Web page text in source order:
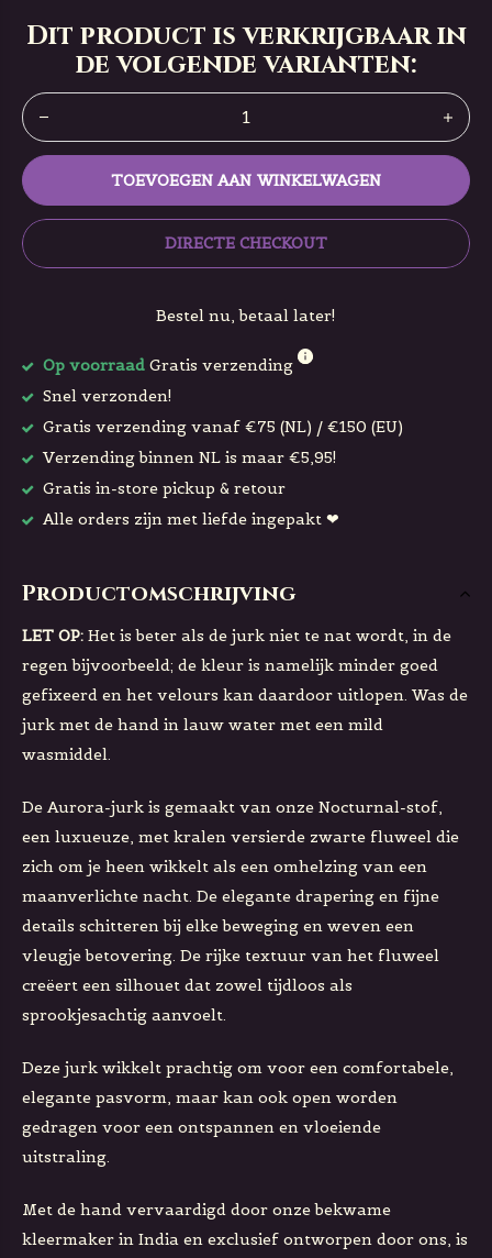
Dit product is verkrijgbaar in
de volgende varianten:
TOEVOEGEN AAN WINKELWAGEN
DIRECTE CHECKOUT
Bestel nu, betaal later!
Op voorraad Gratis verzending
Snel verzonden!
Gratis verzending vanaf €75 (NL) / €150 (EU)
Verzending binnen NL is maar €5,95!
Gratis in-store pickup & retour
Alle orders zijn met liefde ingepakt ❤
Productomschrijving
LET OP: Het is beter als de jurk niet te nat wordt, in de
regen bijvoorbeeld; de kleur is namelijk minder goed
gefixeerd en het velours kan daardoor uitlopen. Was de
jurk met de hand in lauw water met een mild
wasmiddel.
De Aurora-jurk is gemaakt van onze Nocturnal-stof,
een luxueuze, met kralen versierde zwarte fluweel die
zich om je heen wikkelt als een omhelzing van een
maanverlichte nacht. De elegante drapering en fijne
details schitteren bij elke beweging en weven een
vleugje betovering. De rijke textuur van het fluweel
creëert een silhouet dat zowel tijdloos als
sprookjesachtig aanvoelt.
Deze jurk wikkelt prachtig om voor een comfortabele,
elegante pasvorm, maar kan ook open worden
gedragen voor een ontspannen en vloeiende
uitstraling.
Met de hand vervaardigd door onze bekwame
kleermaker in India en exclusief ontworpen door ons, is